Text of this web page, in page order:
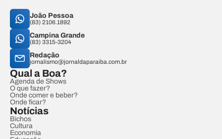
João Pessoa
(83) 2106.1892
Campina Grande
(83) 3315-3204
Redação
jornalismo@jornaldaparaiba.com.br
Qual a Boa?
Agenda de Shows
O que fazer?
Onde comer e beber?
Onde ficar?
Notícias
Bichos
Cultura
Economia